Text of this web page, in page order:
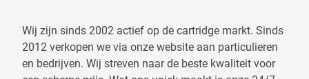
Wij zijn sinds 2002 actief op de cartridge markt. Sinds
2012 verkopen we via onze website aan particulieren
en bedrijven. Wij streven naar de beste kwaliteit voor